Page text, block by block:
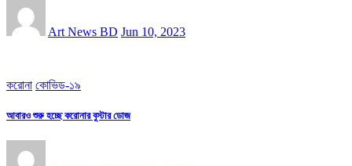
Art News BD Jun 10, 2023
করোনা কোভিড-১৯
আবারও শুরু হচ্ছে করোনার বুস্টার ডোজ